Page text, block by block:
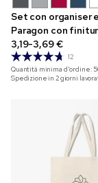
Set con organiser
Paragon con
e stampa a colori
3,19-3,69 €
12
Quantità minima d'ordine:
Spedizione in 2 giorni